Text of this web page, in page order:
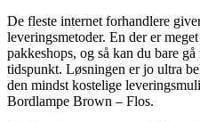
De fleste internet forhandlere
leveringsmetoder. En der er
pakkeshops, og så kan du bare
tidspunkt. Løsningen er jo ultra
den mindst kostelige
Bordlampe Brown – Flos.